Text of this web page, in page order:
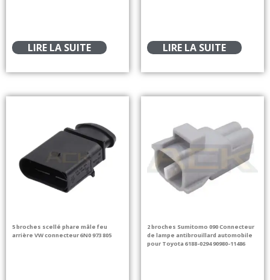
LIRE LA SUITE LIRE LA SUITE
5 broches scellé phare mâle feu
arrière VW connecteur 6N0 973 805
2 broches Sumitomo 090 Connecteur
de lampe antibrouillard automobile
pour Toyota 6188-0294 90980-11486